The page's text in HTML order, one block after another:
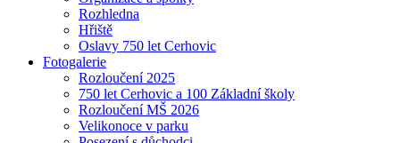
Rozhledna
Hřiště
Oslavy 750 let Cerhovic
Fotogalerie
Rozloučení 2025
750 let Cerhovic a 100 Základní školy
Rozloučení MŠ 2026
Velikonoce v parku